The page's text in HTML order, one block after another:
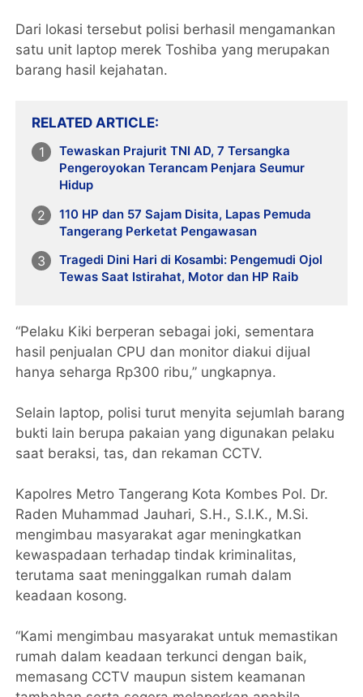
Dari lokasi tersebut polisi berhasil mengamankan
satu unit laptop merek Toshiba yang merupakan
barang hasil kejahatan.
RELATED ARTICLE
Tewaskan Prajurit TNI AD, 7 Tersangka
Pengeroyokan Terancam Penjara Seumur
Hidup
110 HP dan 57 Sajam Disita, Lapas Pemuda
Tangerang Perketat Pengawasan
Tragedi Dini Hari di Kosambi: Pengemudi Ojol
Tewas Saat Istirahat, Motor dan HP Raib
“Pelaku Kiki berperan sebagai joki, sementara
hasil penjualan CPU dan monitor diakui dijual
hanya seharga Rp300 ribu,” ungkapnya.
Selain laptop, polisi turut menyita sejumlah barang
bukti lain berupa pakaian yang digunakan pelaku
saat beraksi, tas, dan rekaman CCTV.
Kapolres Metro Tangerang Kota Kombes Pol. Dr.
Raden Muhammad Jauhari, S.H., S.I.K., M.Si.
mengimbau masyarakat agar meningkatkan
kewaspadaan terhadap tindak kriminalitas,
terutama saat meninggalkan rumah dalam
keadaan kosong.
“Kami mengimbau masyarakat untuk memastikan
rumah dalam keadaan terkunci dengan baik,
memasang CCTV maupun sistem keamanan